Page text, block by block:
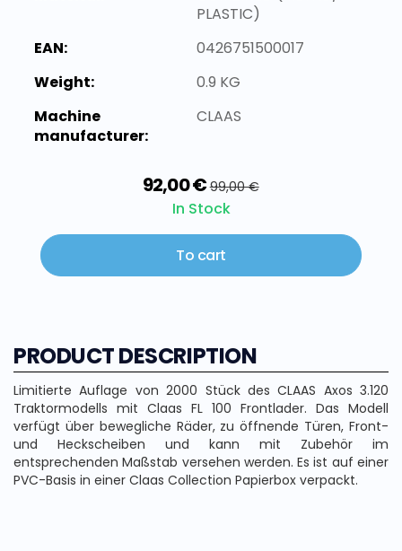
PLASTIC)
EAN:
0426751500017
Weight:
0.9 KG
Machine
manufacturer:
CLAAS
92,00 € 99,00 €
In Stock
To cart
PRODUCT DESCRIPTION
Limitierte Auflage von 2000 Stück des CLAAS Axos 3.120
Traktormodells mit Claas FL 100 Frontlader. Das Modell
verfügt über bewegliche Räder, zu öffnende Türen, Front-
und Heckscheiben und kann mit Zubehör im
entsprechenden Maßstab versehen werden. Es ist auf einer
PVC-Basis in einer Claas Collection Papierbox verpackt.